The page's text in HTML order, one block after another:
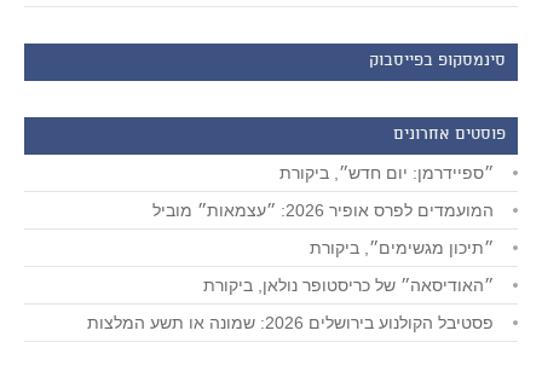
סינמסקופ בפייסבוק
פוסטים אחרונים
״ספיידרמן: יום חדש״, ביקורת
המועמדים לפרס אופיר 2026: ״עצמאות״ מוביל
״תיכון מגשימים״, ביקורת
״האודיסאה״ של כריסטופר נולאן, ביקורת
פסטיבל הקולנוע בירושלים 2026: שמונה או תשע המלצות